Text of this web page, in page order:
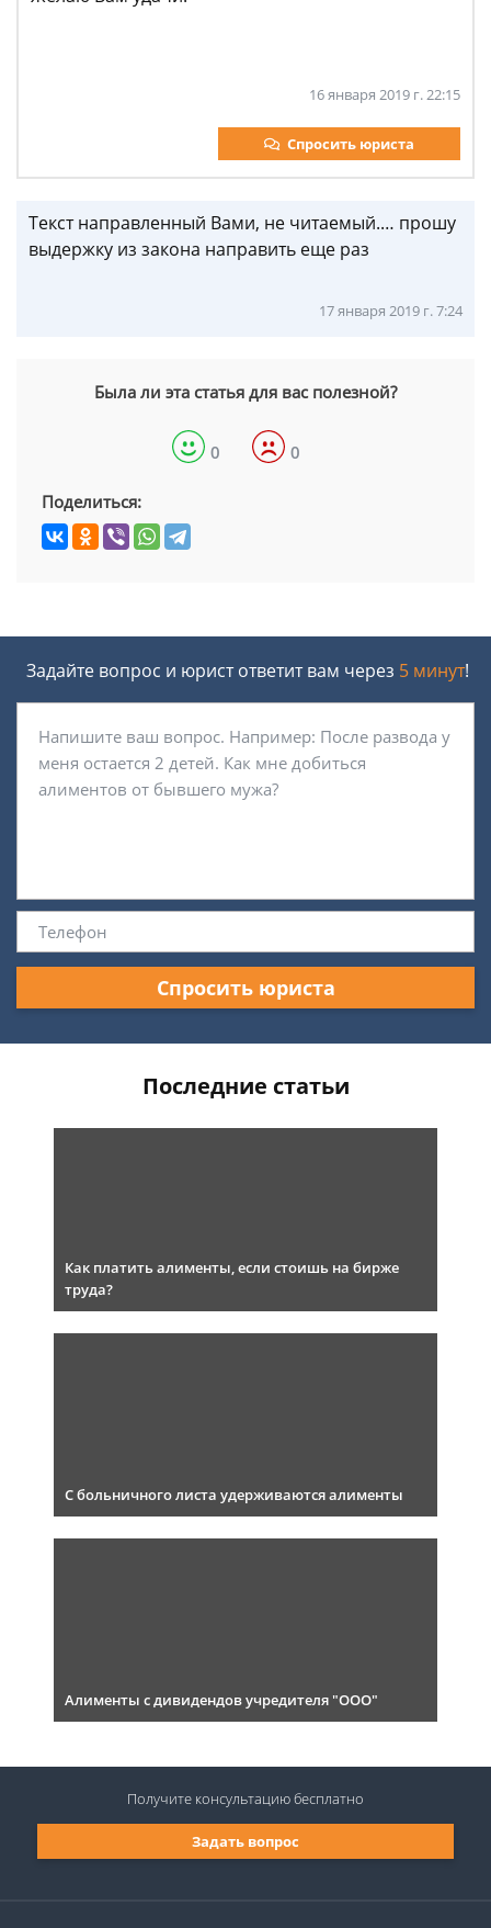
16 января 2019 г. 22:15
Спросить юриста
Текст направленный Вами, не читаемый.… прошу
выдержку из закона направить еще раз
17 января 2019 г. 7:24
Была ли эта статья для вас полезной?
0 0
Поделиться:
Задайте вопрос и юрист ответит вам через 5 минут!
Спросить юриста
Последние статьи
Как платить алименты, если стоишь на бирже
труда?
С больничного листа удерживаются алименты
Алименты с дивидендов учредителя "ООО"
Задать вопрос
Получите консультациюбесплатно